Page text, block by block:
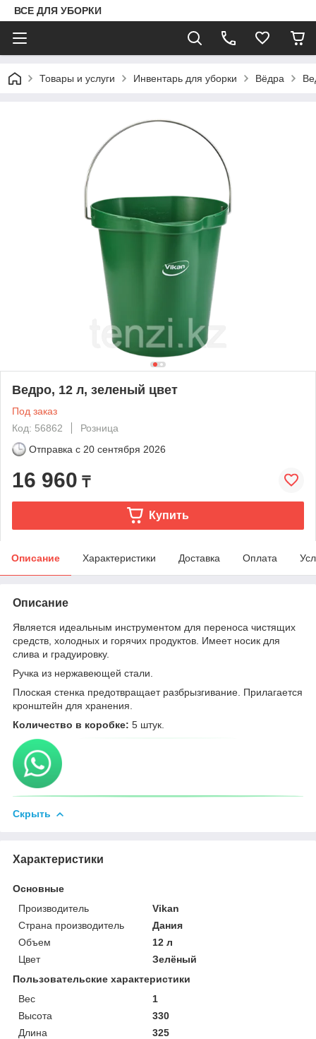
ВСЕ ДЛЯ УБОРКИ
Товары и услуги Инвентарь для уборки Вёдра
Ведро, 12 л, зеленый цвет
Под заказ
Код: 56862
Розница
Отправка с 20 сентября 2026
16 960 ₸
Купить
Описание Характеристики Доставка Оплата
Описание
Является идеальным инструментом для переноса чистящих
средств, холодных и горячих продуктов. Имеет носик для
слива и градуировку.
Ручка из нержавеющей стали.
Плоская стенка предотвращает разбрызгивание. Прилагается
кронштейн для хранения.
Количество в коробке: 5 штук.
Скрыть
Характеристики
Основные
Производитель
Vikan
Страна производитель
Дания
Объем
12 л
Цвет
Зелёный
Пользовательские характеристики
Вес
1
Высота
330
Длина
325